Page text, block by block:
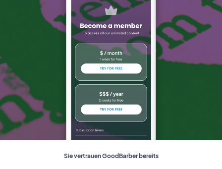
Sie vertrauen GoodBarber bereits